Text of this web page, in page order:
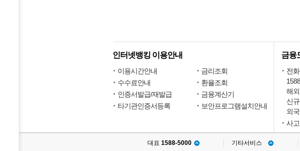
인터넷뱅킹 이용안내
이용시간안내
금리조회
수수료안내
환율조회
인증서발급/재발급
금융계산기
타기관인증서등록
보안프로그램설치안내
금융
전
해
신
외
사
대표 1588-5000 기타서비스